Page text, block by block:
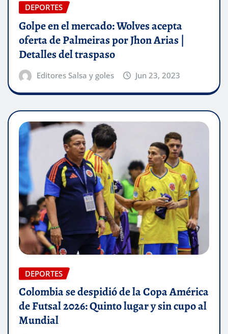
DEPORTES
Golpe en el mercado: Wolves acepta
oferta de Palmeiras por Jhon Arias |
Detalles del traspaso
Editores Salsa y goles Jun 23, 2023
DEPORTES
Colombia se despidió de la Copa América
de Futsal 2026: Quinto lugar y sin cupo al
Mundial